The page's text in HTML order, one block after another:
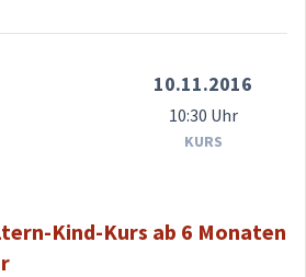
10.11.2016
10:30 Uhr
KURS
Kind-Kurs ab 6 Monaten